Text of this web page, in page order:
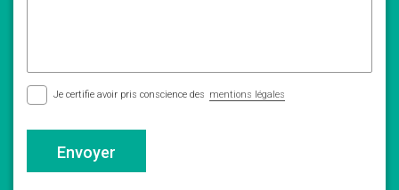
Je certifie avoir pris conscience des mentions légales
Envoyer